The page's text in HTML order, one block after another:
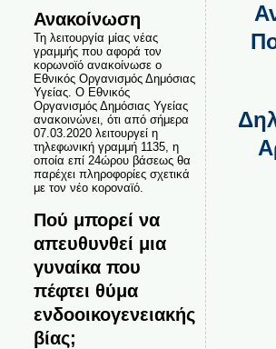
Ανακοίνωση
Τη λειτουργία μίας νέας
γραμμής που αφορά τον
κορωνοϊό ανακοίνωσε ο
Εθνικός Οργανισμός Δημόσιας
Υγείας. Ο Εθνικός
Οργανισμός Δημόσιας Υγείας
ανακοινώνει, ότι από σήμερα
07.03.2020 λειτουργεί η
τηλεφωνική γραμμή 1135, η
οποία επί 24ώρου βάσεως θα
παρέχει πληροφορίες σχετικά
με τον νέο κοροναϊό.
Πού μπορεί να
απευθυνθεί μια
γυναίκα που
πέφτει θύμα
ενδοοικογενειακής
βίας;